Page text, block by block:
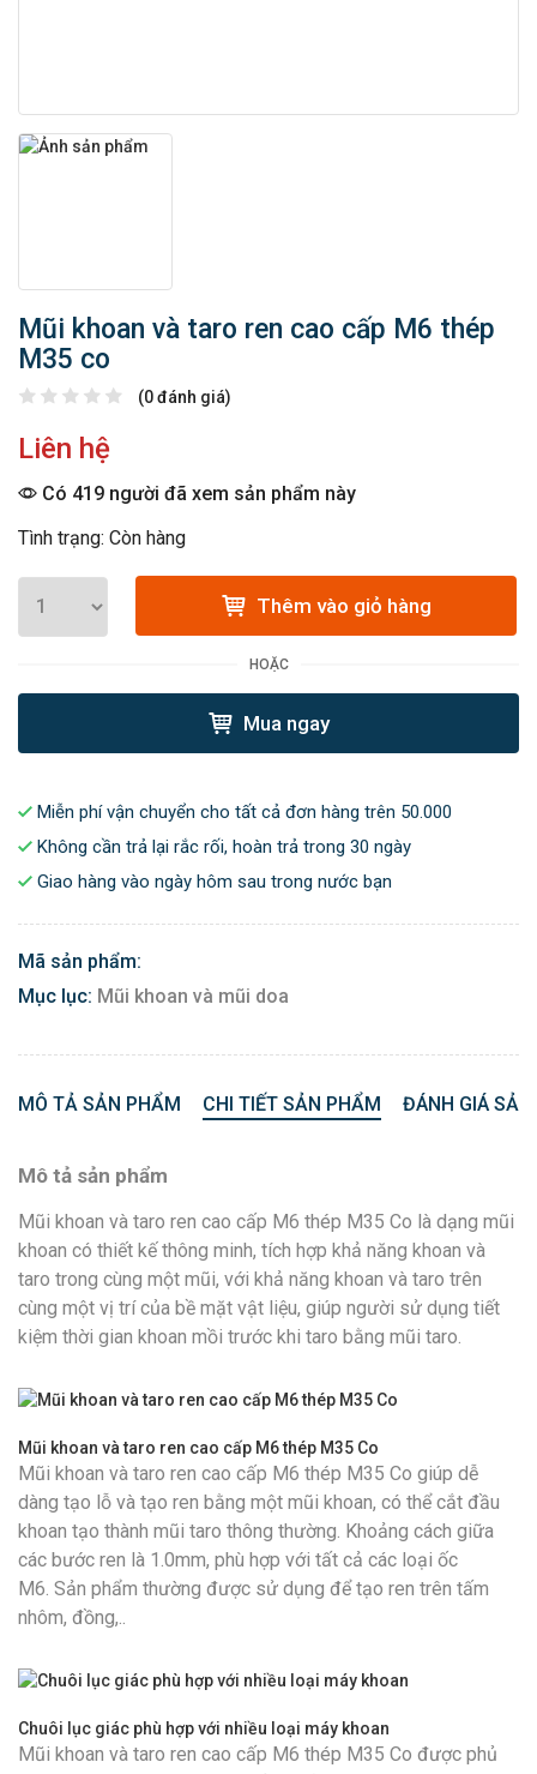
Mũi khoan và taro ren cao cấp M6 thép
M35 co
(0 đánh giá)
Liên hệ
Có 419 người đã xem sản phẩm này
Tình trạng: Còn hàng
Thêm vào giỏ hàng
HOẶC
Mua ngay
Miễn phí vận chuyển cho tất cả đơn hàng trên 50.000
Không cần trả lại rắc rối, hoàn trả trong 30 ngày
Giao hàng vào ngày hôm sau trong nước bạn
Mã sản phẩm:
Mục lục: Mũi khoan và mũi doa
MÔ TẢ SẢN PHẨM CHI TIẾT SẢN PHẨM ĐÁNH GIÁ
Mô tả sản phẩm
Mũi khoan và taro ren cao cấp M6 thép M35 Co là dạng mũi
khoan có thiết kế thông minh, tích hợp khả năng khoan và
taro trong cùng một mũi, với khả năng khoan và taro trên
cùng một vị trí của bề mặt vật liệu, giúp người sử dụng tiết
kiệm thời gian khoan mồi trước khi taro bằng mũi taro.
Mũi khoan và taro ren cao cấp M6 thép M35 Co
Mũi khoan và taro ren cao cấp M6 thép M35 Co giúp dễ
dàng tạo lỗ và tạo ren bằng một mũi khoan, có thể cắt đầu
khoan tạo thành mũi taro thông thường. Khoảng cách giữa
các bước ren là 1.0mm, phù hợp với tất cả các loại ốc
M6. Sản phẩm thường được sử dụng để tạo ren trên tấm
nhôm, đồng,..
Chuôi lục giác phù hợp với nhiều loại máy khoan
Mũi khoan và taro ren cao cấp M6 thép M35 Co được phủ